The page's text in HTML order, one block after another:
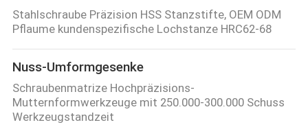
Stahlschraube Präzision HSS Stanzstifte, OEM ODM
Pflaume kundenspezifische Lochstanze HRC62-68
Nuss-Umformgesenke
Schraubenmatrize Hochpräzisions-
Mutternformwerkzeuge mit 250.000-300.000 Schuss
Werkzeugstandzeit